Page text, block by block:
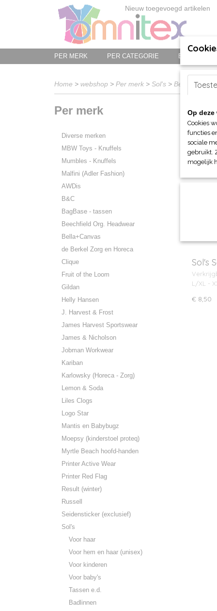
Nieuw toegevoegd artikelen
PER MERK PER CATEGORIE BED-, BAD-,
Home > webshop > Per merk > Sol's > Bedrijfs- en
Per merk
Diverse merken
MBW Toys - Knuffels
Mumbles - Knuffels
Malfini (Adler Fashion)
AWDis
B&C
BagBase - tassen
Beechfield Org. Headwear
Bella+Canvas
de Berkel Zorg en Horeca
Clique
Fruit of the Loom
Gildan
Helly Hansen
J. Harvest & Frost
James Harvest Sportswear
James & Nicholson
Jobman Workwear
Kariban
Karlowsky (Horeca - Zorg)
Lemon & Soda
Liles Clogs
Logo Star
Mantis en Babybugz
Moepsy (kinderstoel proteq)
Myrtle Beach hoofd-handen
Printer Active Wear
Printer Red Flag
Result (winter)
Russell
Seidensticker (exclusief)
Sol's
Voor haar
Voor hem en haar (unisex)
Voor kinderen
Voor baby's
Tassen e.d.
Badlinnen
Sorteer
Sol's
L/XL -
€ 8,50
Op
Cookies
functies
sociale
gebruikt.
mogelijk